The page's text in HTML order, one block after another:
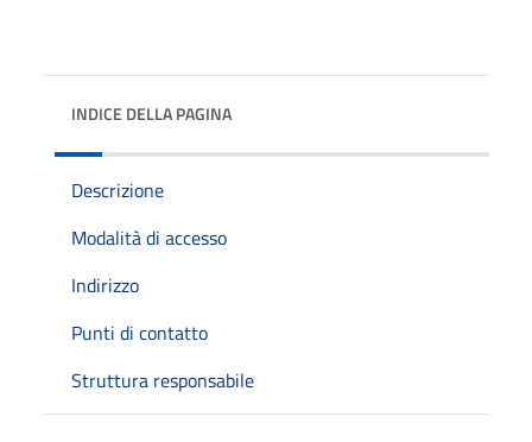
INDICE DELLA PAGINA
Descrizione
Modalità di accesso
Indirizzo
Punti di contatto
Struttura responsabile